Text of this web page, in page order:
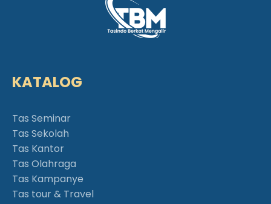
KATALOG
Tas Seminar
Tas Sekolah
Tas Kantor
Tas Olahraga
Tas Kampanye
Tas tour & Travel